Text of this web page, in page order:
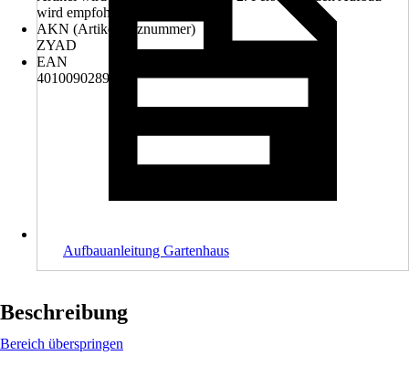
wird empfohlen.
AKN (Artikelkurznummer)
ZYAD
EAN
4010090289748
Aufbauanleitung Gartenhaus
Beschreibung
Bereich überspringen